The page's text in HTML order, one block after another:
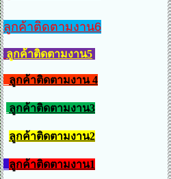
ลูกค้าติดตามงาน6
ลูกค้าติดตามงาน5
ลูกค้าติดตามงาน 4
ลูกค้าติดตามงาน3
ลูกค้าติดตามงาน2
ลูกค้าติดตามงาน1